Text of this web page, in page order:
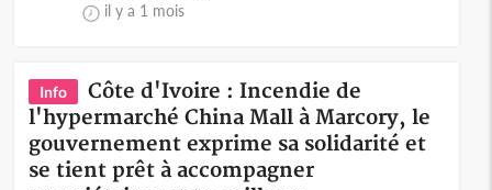
il y a 1 mois
Info
Côte d'Ivoire : Incendie de
l'hypermarché China Mall à Marcory, le
gouvernement exprime sa solidarité et
se tient prêt à accompagner